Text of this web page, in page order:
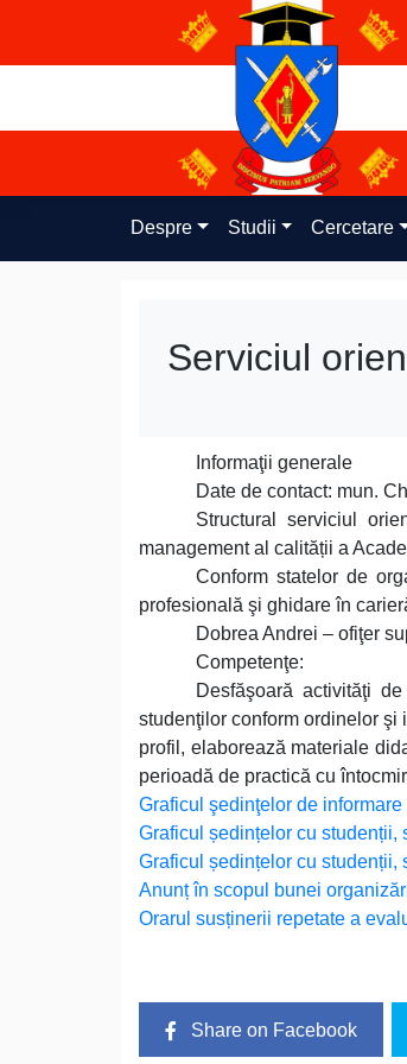
content
Despre Studii Cercetare
Serviciul
Informaţii generale
Date de contact: mun.
Structural serviciul
management al calității a
Conform statelor de
profesională şi ghidare în
Dobrea Andrei – ofiţer
Competenţe:
Desfăşoară activităţi
studenţilor conform ordinelor şi
profil, elaborează materiale
perioadă de practică cu
Graficul şedinţelor de
Graficul ședințelor cu studenții,
Graficul ședințelor cu studenții,
Anunț în scopul bunei
Orarul susținerii repetate a
Share on Facebook